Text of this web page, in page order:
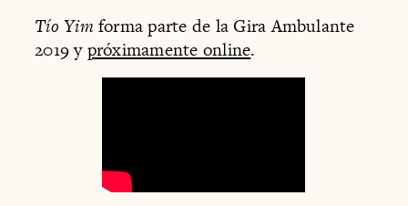
Tío Yimforma parte de la Gira Ambulante
2019 ypróximamente online.